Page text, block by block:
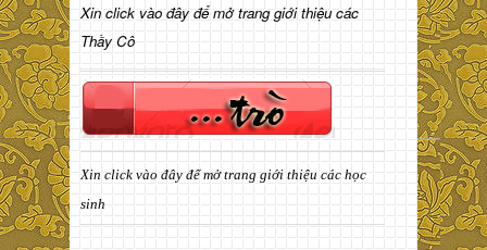
Xin click vào đây để mở trang giới thiệu các
Thầy Cô
Xin click vào đây để mở trang giới thiệu các học
sinh